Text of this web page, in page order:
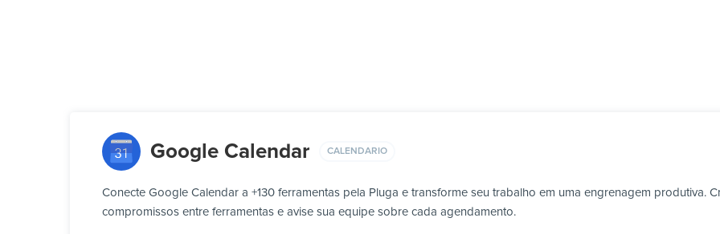
Google Calendar CALENDARIO
Conecte Google Calendar a +130 ferramentas pela Pluga e transforme seu trabalho em uma engrenagem produtiva.
compromissos entre ferramentas e avise sua equipe sobre cada agendamento.